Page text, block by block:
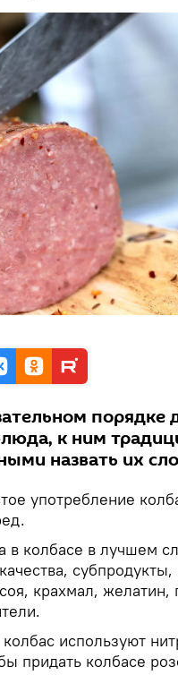
порядке
к ним
назвать их
употребление
в колбасе в лучшем
крахмал,
используют
придать колбасе